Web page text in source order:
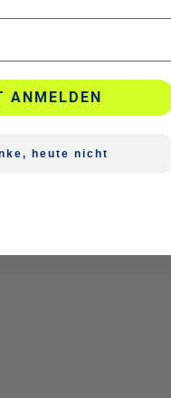
ANMELDEN
heute nicht